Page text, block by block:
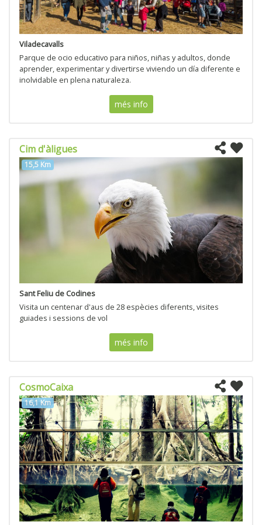
Viladecavalls
Parque de ocio educativo para niños, niñas y adultos, donde
aprender, experimentar y divertirse viviendo un día diferente e
inolvidable en plena naturaleza.
més info
Cim d'àligues
15,5 Km
Sant Feliu de Codines
Visita un centenar d'aus de 28 espècies diferents, visites
guiades i sessions de vol
més info
CosmoCaixa
16,1 Km